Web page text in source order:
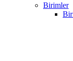
Birimler